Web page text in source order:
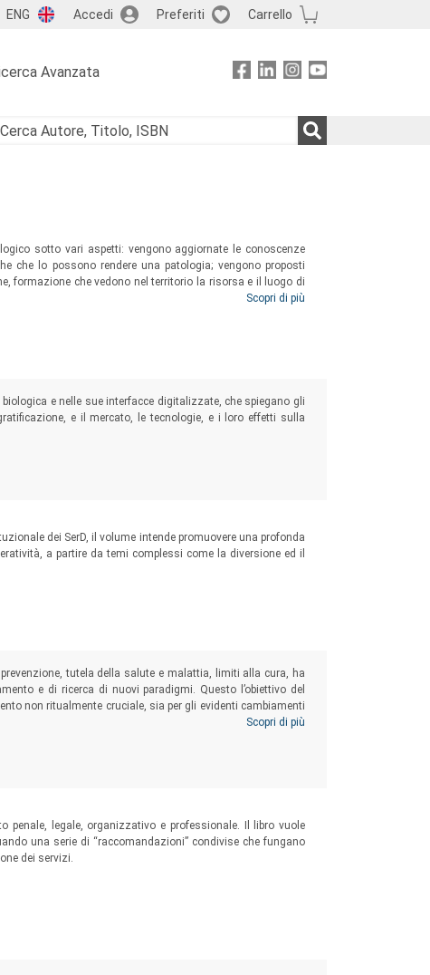
ENG Accedi Preferiti Carrello
Avanzata
sotto vari aspetti: vengono aggiornate le conoscenze
che lo possono rendere una patologia; vengono proposti
formazione che vedono nel territorio la risorsa e il luogo di
in carico e cura delle persone malate di GAP curate da
Scopri di più
e nelle sue interfacce digitalizzate, che spiegano gli
e il mercato, le tecnologie, e i loro effetti sulla
dei SerD, il volume intende promuovere una profonda
a partire da temi complessi come la diversione ed il
tutela della salute e malattia, limiti alla cura, ha
e di ricerca di nuovi paradigmi. Questo l’obiettivo del
non ritualmente cruciale, sia per gli evidenti cambiamenti
dei servizi, sia per la grave situazione economica.
Scopri di più
penale, legale, organizzativo e professionale. Il libro vuole
una serie di “raccomandazioni” condivise che fungano
dei servizi.